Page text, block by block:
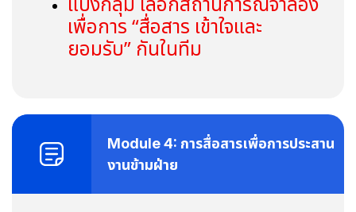
เพื่อการ “สื่อสาร เข้าใจและ
ยอมรับ” กันในทีม
Module 4: การสื่อสารเพื่อการประสาน
งานข้ามฝ่าย